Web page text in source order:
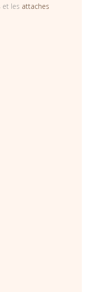
et les attaches